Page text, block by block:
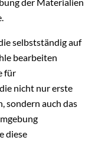
selbstständig auf
bearbeiten
für
nicht nur erste
sondern auch das
diese